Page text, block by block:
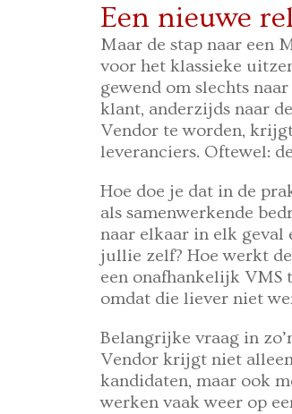
Een nieuwe
Maar de stap naar een
voor het klassieke
gewend om slechts
klant, anderzijds naar
Vendor te worden,
leveranciers. Oftewel:
Hoe doe je dat in de
als samenwerkende
naar elkaar in elk geval
jullie zelf? Hoe werkt
een onafhankelijk
omdat die liever niet
Belangrijke vraag in
Vendor krijgt niet
kandidaten, maar ook
werken vaak weer op